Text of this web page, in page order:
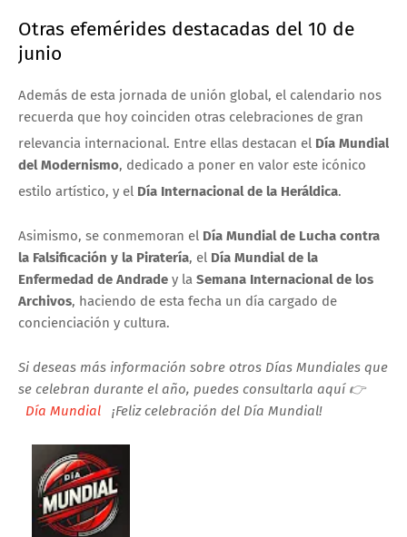
Otras efemérides destacadas del 10 de
junio
Además de esta jornada de unión global, el calendario nos
recuerda que hoy coinciden otras celebraciones de gran
relevancia internacional. Entre ellas destacan el Día Mundial
del Modernismo, dedicado a poner en valor este icónico
estilo artístico, y el Día Internacional de la Heráldica.
Asimismo, se conmemoran el Día Mundial de Lucha contra
la Falsificación y la Piratería, el Día Mundial de la
Enfermedad de Andrade y la Semana Internacional de los
Archivos, haciendo de esta fecha un día cargado de
concienciación y cultura.
Si deseas más información sobre otros Días Mundiales que
se celebran durante el año, puedes consultarla aquí 👉
Día Mundial
¡Feliz celebración del Día Mundial!